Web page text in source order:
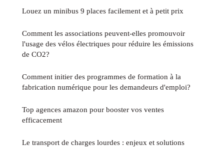
Louez un minibus 9 places facilement et à petit prix
Comment les associations peuvent-elles promouvoir
l'usage des vélos électriques pour réduire les émissions
de CO2?
Comment initier des programmes de formation à la
fabrication numérique pour les demandeurs d'emploi?
Top agences amazon pour booster vos ventes
efficacement
Le transport de charges lourdes : enjeux et solutions